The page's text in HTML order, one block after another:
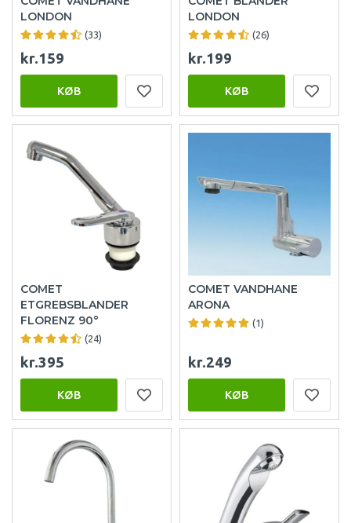
LONDON
(33)
kr.159
KØB
LONDON
(26)
kr.199
KØB
COMET
ETGREBSBLANDER
FLORENZ 90°
(24)
kr.395
KØB
COMET VANDHANE
ARONA
(1)
kr.249
KØB